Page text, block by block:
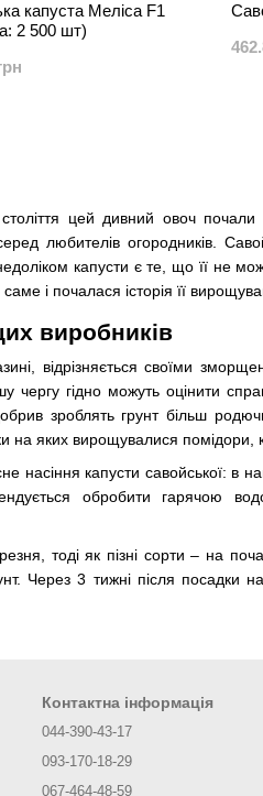
цей дивний овоч
любителів огородників.
капусти є те, що її не
і почалася історія її
виробників
відрізняється своїми
чергу гідно можуть оцінити
зроблять грунт більш
яких вирощувалися помідори,
насіння капусти савойської: в
обробити гарячою
тоді як пізні сорти – на
Через 3 тижні після посадки
капуста Меліса F1
2 500 шт)
Контактна інформація
044-390-43-17
093-170-18-29
067-464-48-59